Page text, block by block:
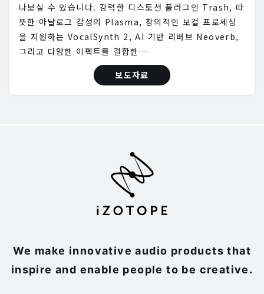
나보실 수 있습니다. 강력한 디스토션 플러그인 Trash, 따
뜻한 아날로그 감성의 Plasma, 창의적인 보컬 프로세싱
을 지원하는 VocalSynth 2, AI 기반 리버브 Neoverb,
그리고 다양한 이펙트를 결합한…
보도자료
We make innovative audio products that
inspire and enable people to be creative.